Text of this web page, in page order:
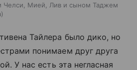
Челси, Мией, Лив и сыном Таджем
Тайлера было дико, но
понимаем друг друга
У нас есть эта негласная